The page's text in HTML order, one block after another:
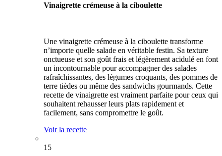
Vinaigrette crémeuse à la ciboulette
Une vinaigrette crémeuse à la ciboulette transforme
n’importe quelle salade en véritable festin. Sa texture
onctueuse et son goût frais et légèrement acidulé en font
un incontournable pour accompagner des salades
rafraîchissantes, des légumes croquants, des pommes de
terre tièdes ou même des sandwichs gourmands. Cette
recette de vinaigrette est vraiment parfaite pour ceux qui
souhaitent rehausser leurs plats rapidement et
facilement, sans compromettre le goût.
Voir la recette
15